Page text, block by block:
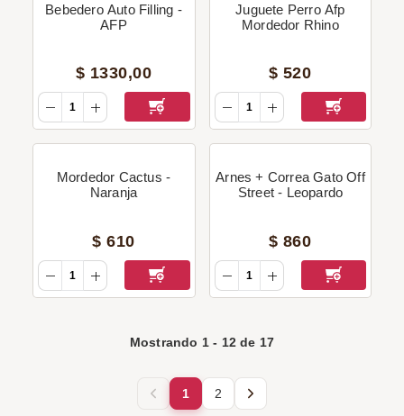
Bebedero Auto Filling -
AFP
$ 1330,00
Juguete Perro Afp
Mordedor Rhino
$ 520
Mordedor Cactus -
Naranja
$ 610
Arnes + Correa Gato Off
Street - Leopardo
$ 860
Mostrando 1- 12 de 17
1 2